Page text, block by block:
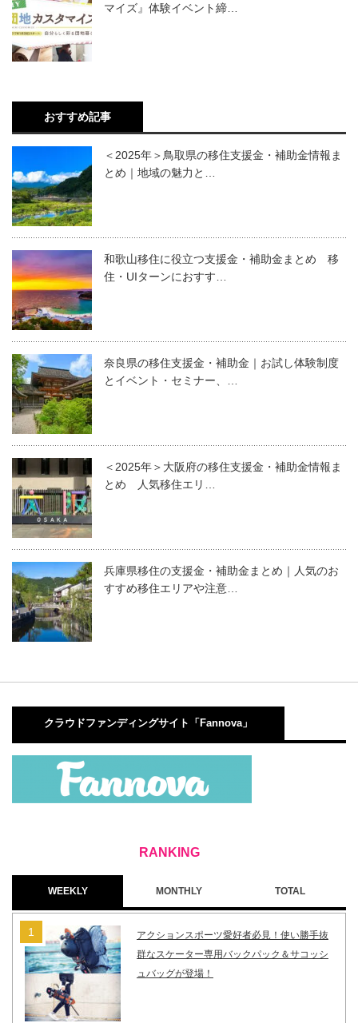
マイズ』体験イベント締…
おすすめ記事
＜2025年＞鳥取県の移住支援金・補助金情報ま
とめ｜地域の魅力と…
和歌山移住に役立つ支援金・補助金まとめ 移
住・UIターンにおすす…
奈良県の移住支援金・補助金｜お試し体験制度
とイベント・セミナー、…
＜2025年＞大阪府の移住支援金・補助金情報ま
とめ 人気移住エリ…
兵庫県移住の支援金・補助金まとめ｜人気のお
すすめ移住エリアや注意…
クラウドファンディングサイト「Fannova」
WEEKLY MONTHLY TOTAL
アクションスポーツ愛好者必見！使い勝手抜
群なスケーター専用バックパック＆サコッシ
ュバッグが登場！